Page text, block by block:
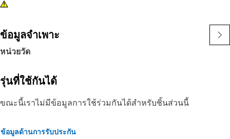
• ซ็อกเก็ตกระแทกความยาวลึก 12 ตัวและรางซ็อกเก็ต
• ไดรฟ์สี่เหลี่ยมจตุรัสขนาด 3/8 นิ้ว
• ชุบสีดำออกไซด์
ข้อมูลจำเพาะ
หน่วยวัด
รุ่นที่ใช้กันได้
ขณะนี้เราไม่มีข้อมูลการใช้ร่วมกันได้สำหรับชิ้นส่วนนี้
ข้อมูลด้านการรับประกัน